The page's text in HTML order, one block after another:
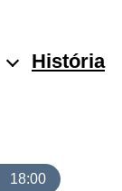
História
18:00